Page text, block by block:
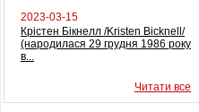
2023-03-15
Крістен Бікнелл /Kristen Bicknell/
(народилася 29 грудня 1986 року
в...
Читати все